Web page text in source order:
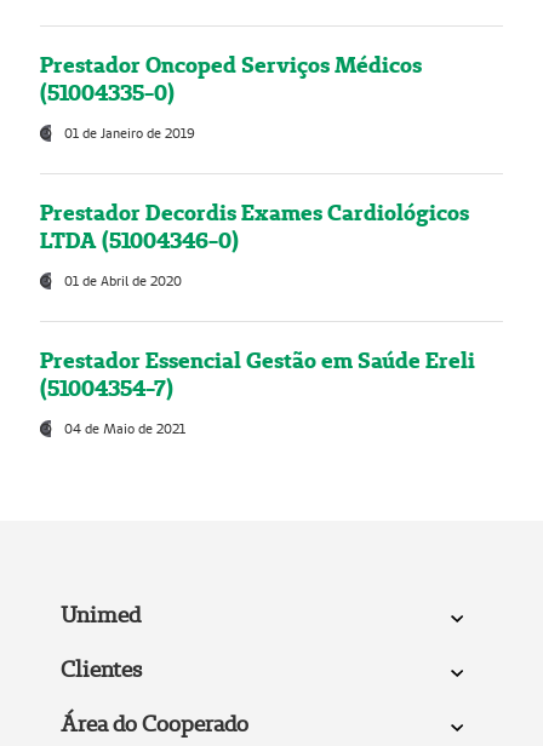
Prestador Oncoped Serviços Médicos
(51004335-0)
01 de Janeiro de 2019
Prestador Decordis Exames Cardiológicos
LTDA (51004346-0)
01 de Abril de 2020
Prestador Essencial Gestão em Saúde Ereli
(51004354-7)
04 de Maio de 2021
Unimed
Clientes
Área do Cooperado